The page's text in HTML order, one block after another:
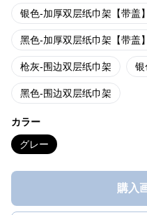
银色-加厚双层纸巾架【带盖】
黑色-加厚双层纸巾架【带盖】
枪灰-围边双层纸巾架 银
黑色-围边双层纸巾架
カラー
グレー
購入